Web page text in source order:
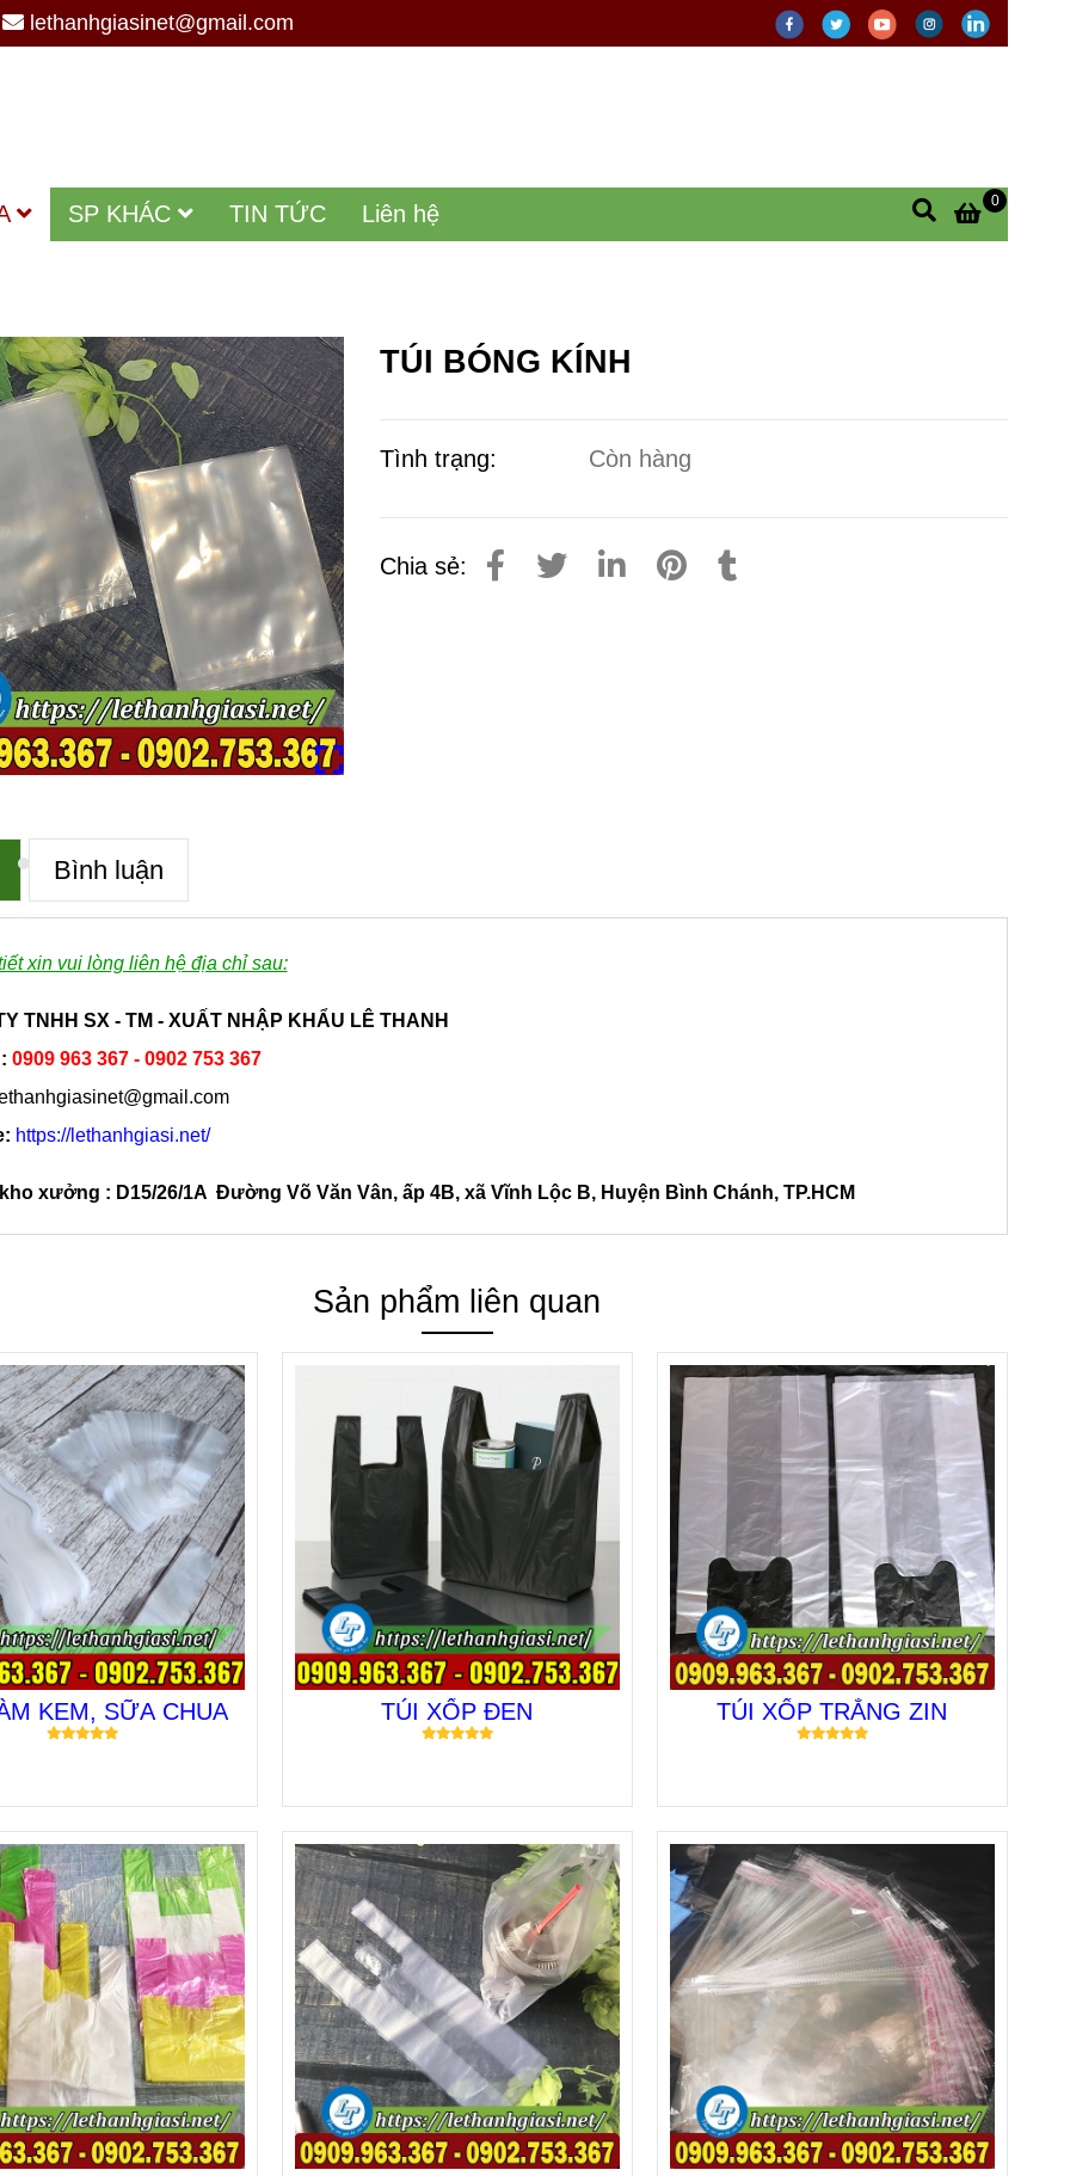
lethanhgiasinet@gmail.com
SP KHÁC TIN TỨC Liên hệ 0
TÚI BÓNG KÍNH
Tình trạng: Còn hàng
Chia sẻ:
Bình luận
xin vui lòng liên hệ địa chỉ sau:
TNHH SX - TM - XUẤT NHẬP KHẨU LÊ THANH
: 0909 963 367 - 0902 753 367
https://lethanhgiasi.net/
xưởng : D15/26/1A Đường Võ Văn Vân, ấp 4B, xã Vĩnh Lộc B, Huyện Bình Chánh, TP.HCM
Sản phẩm liên quan
KEM, SỮA CHUA TÚI XỐP ĐEN TÚI XỐP TRẮNG ZIN